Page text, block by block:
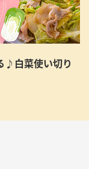
♪白菜使い切り